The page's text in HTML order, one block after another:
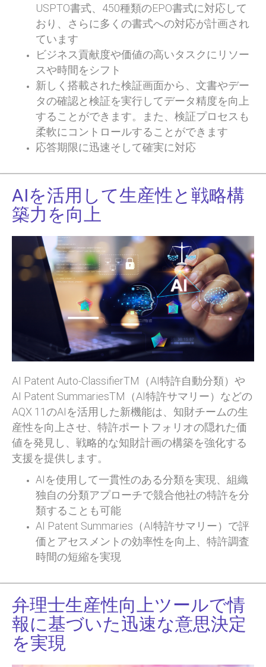
USPTO書式、450種類のEPO書式に対応して
おり、さらに多くの書式への対応が計画され
ています
ビジネス貢献度や価値の高いタスクにリソー
スや時間をシフト
新しく搭載された検証画面から、文書やデー
タの確認と検証を実行してデータ精度を向上
することができます。また、検証プロセスも
柔軟にコントロールすることができます
応答期限に迅速そして確実に対応
AIを活用して生産性と戦略構
築力を向上
AI Patent Auto-ClassifierTM（AI特許自動分類）や
AI Patent SummariesTM（AI特許サマリー）などの
AQX 11のAIを活用した新機能は、知財チームの生
産性を向上させ、特許ポートフォリオの隠れた価
値を発見し、戦略的な知財計画の構築を強化する
支援を提供します。
AIを使用して一貫性のある分類を実現、組織
独自の分類アプローチで競合他社の特許を分
類することも可能
AI Patent Summaries（AI特許サマリー）で評
価とアセスメントの効率性を向上、特許調査
時間の短縮を実現
弁理士生産性向上ツールで情
報に基づいた迅速な意思決定
を実現